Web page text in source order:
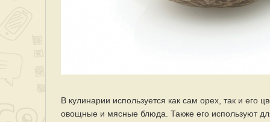
В кулинарии используется как сам орех, так и его
овощные и мясные блюда. Также его используют